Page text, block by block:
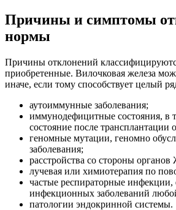
Причины и симптомы
нормы
Причины отклонений
приобретенные. Вилочковая железа
иначе, если тому способствует целый
аутоиммунные заболевания;
иммунодефицитные состояния,
состояние после трансплантации
геномные мутации, геномно
заболевания;
расстройства со стороны
лучевая или химиотерапия по
частые респираторные инфекции,
инфекционных заболеваний
патологии эндокринной системы.